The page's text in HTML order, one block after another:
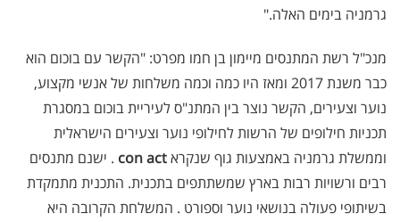
גרמניה בימים האלה."
מנכ"ל רשת המתנסים מיימון בן חמו מפרט: "הקשר עם בוכום הוא
כבר משנת 2017 ומאז היו כמה וכמה משלחות של אנשי מקצוע,
נוער וצעירים, הקשר נוצר בין המתנ"ס לעיריית בוכום במסגרת
תכניות חילופים של הרשות לחילופי נוער וצעירים הישראלית
וממשלת גרמניה באמצעות גוף שנקראcon act . ישנם מתנסים
רבים ורשויות רבות בארץ שמשתתפים בתכנית. התכנית מתמקדת
בשיתופי פעולה בנושאי נוער וספורט . המשלחת הקרובה היא